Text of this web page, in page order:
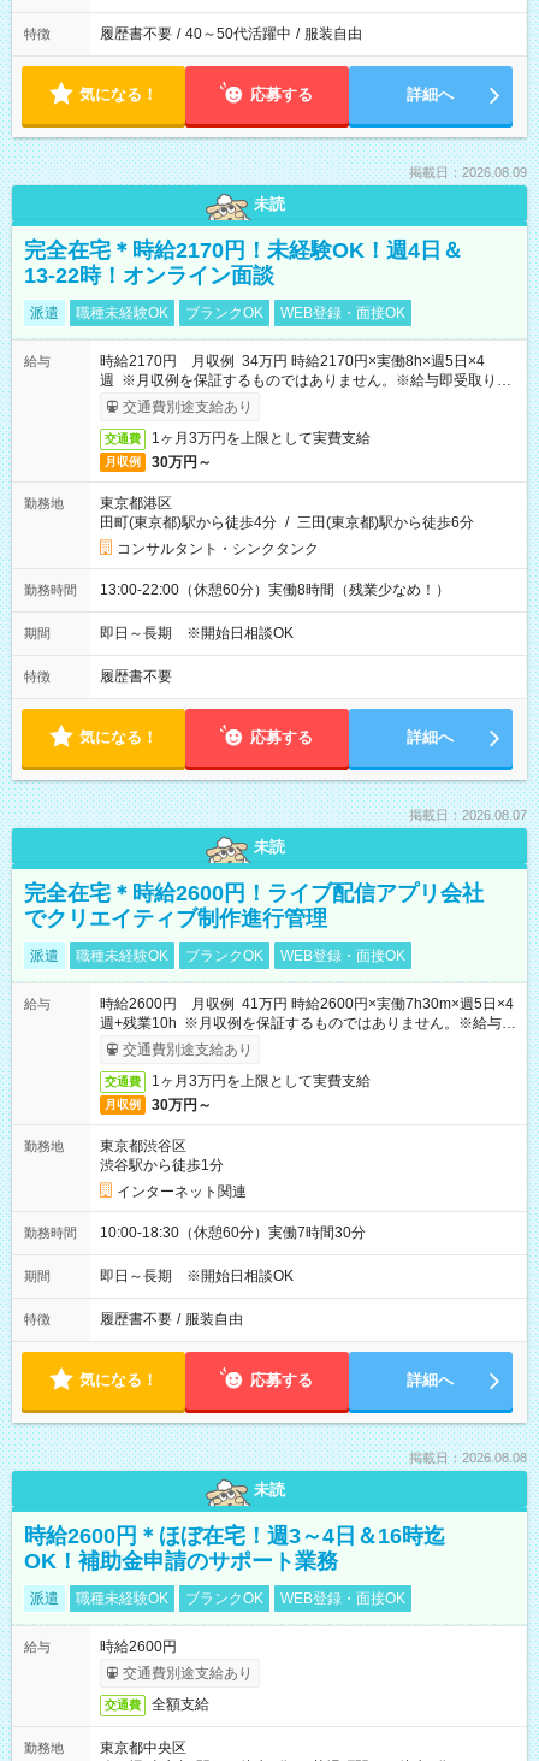
特徴 履歴書不要 / 40～50代活躍中 / 服装自由
気になる！ 応募する 詳細へ
掲載日：2026.08.09
未読
完全在宅＊時給2170円！未経験OK！週4日＆
13-22時！オンライン面談
派遣 職種未経験OK ブランクOK WEB登録・面接OK
給与
時給2170円 月収例 34万円 時給2170円×実働8h×週5日×4
週 ※月収例を保証するものではありません。※給与即受取りサ
ービス利用可（利用条件有）
交通費別途支給あり
交通費 1ヶ月3万円を上限として実費支給
月収例 30万円～
勤務地
東京都港区
田町(東京都)駅から徒歩4分 / 三田(東京都)駅から徒歩6分
コンサルタント・シンクタンク
勤務時間 13:00-22:00（休憩60分）実働8時間（残業少なめ！）
期間 即日～長期 ※開始日相談OK
特徴 履歴書不要
気になる！ 応募する 詳細へ
掲載日：2026.08.07
未読
完全在宅＊時給2600円！ライブ配信アプリ会社
でクリエイティブ制作進行管理
派遣 職種未経験OK ブランクOK WEB登録・面接OK
給与
時給2600円 月収例 41万円 時給2600円×実働7h30m×週5日×4
週+残業10h ※月収例を保証するものではありません。※給与即
受取りサービス利用可（利用条件有）
交通費別途支給あり
交通費 1ヶ月3万円を上限として実費支給
月収例 30万円～
勤務地
東京都渋谷区
渋谷駅から徒歩1分
インターネット関連
勤務時間 10:00-18:30（休憩60分）実働7時間30分
期間 即日～長期 ※開始日相談OK
特徴 履歴書不要 / 服装自由
気になる！ 応募する 詳細へ
掲載日：2026.08.08
未読
時給2600円＊ほぼ在宅！週3～4日＆16時迄
OK！補助金申請のサポート業務
派遣 職種未経験OK ブランクOK WEB登録・面接OK
給与
時給2600円
交通費別途支給あり
交通費 全額支給
勤務地
東京都中央区